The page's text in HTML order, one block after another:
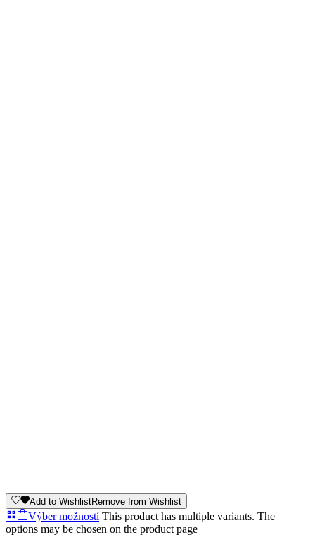
Add to WishlistRemove from Wishlist
Výber možností This product has multiple variants. The
options may be chosen on the product page